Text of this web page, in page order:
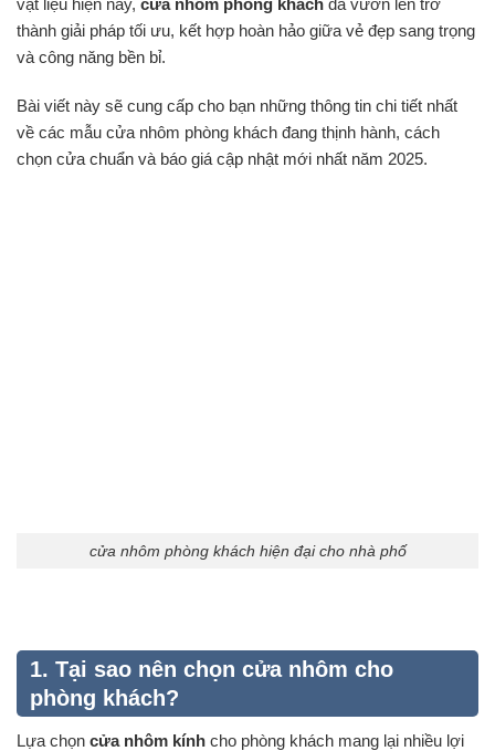
vật liệu hiện nay, cửa nhôm phòng khách đã vươn lên trở
thành giải pháp tối ưu, kết hợp hoàn hảo giữa vẻ đẹp sang trọng
và công năng bền bỉ.
Bài viết này sẽ cung cấp cho bạn những thông tin chi tiết nhất
về các mẫu cửa nhôm phòng khách đang thịnh hành, cách
chọn cửa chuẩn và báo giá cập nhật mới nhất năm 2025.
cửa nhôm phòng khách hiện đại cho nhà phố
1. Tại sao nên chọn cửa nhôm cho
phòng khách?
Lựa chọn cửa nhôm kính cho phòng khách mang lại nhiều lợi